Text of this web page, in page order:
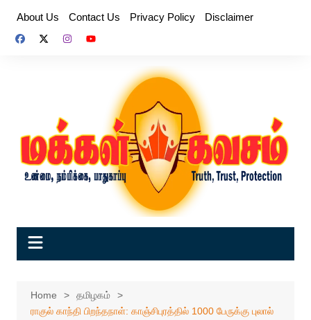
content
About Us Contact Us Privacy Policy Disclaimer
Home
தமிழகம்
ராகுல் காந்தி பிறந்தநாள்: காஞ்சிபுரத்தில் 1000 பேருக்கு புலால்